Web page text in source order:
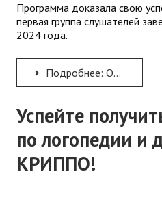
Программа доказала свою
первая группа слушателей
2024 года.
Подробнее: Объявляется набор на обучение для участников СВО и ветеранов боевых действий
Успейте
по логопедии и
КРИППО!